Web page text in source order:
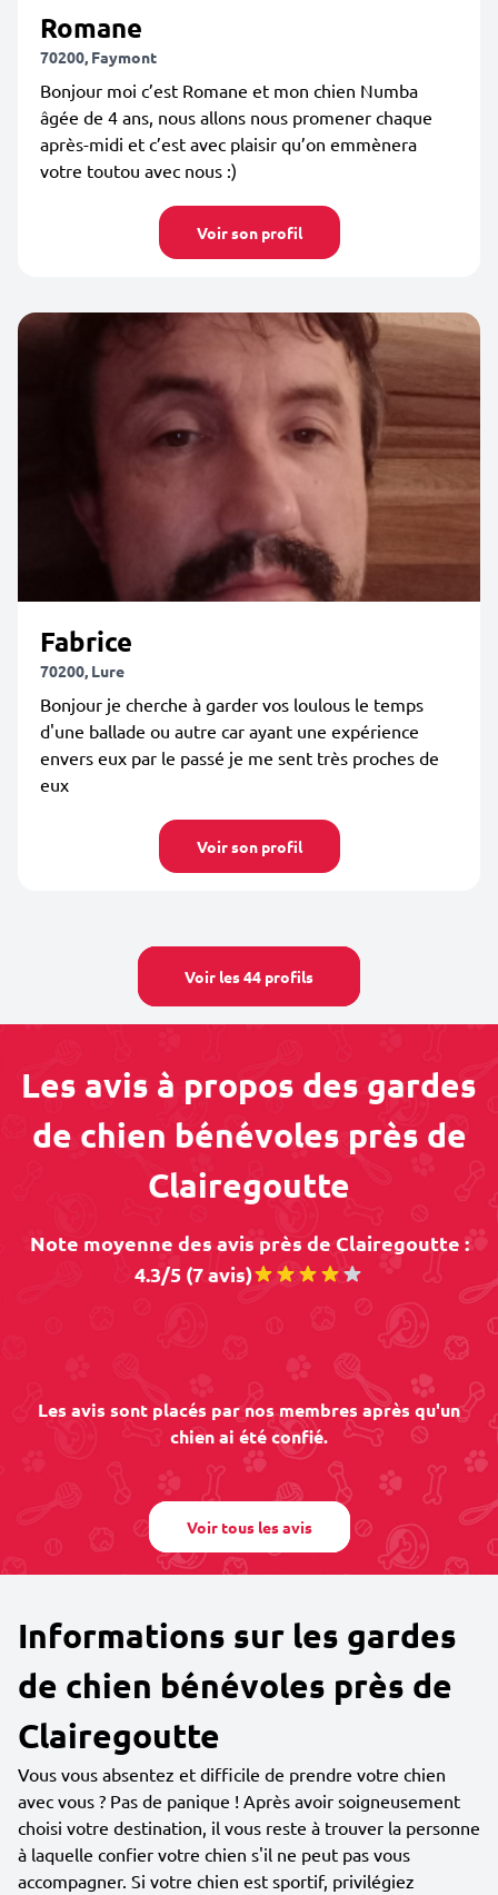
Romane
70200, Faymont
Bonjour moi c’est Romane et mon chien Numba
âgée de 4 ans, nous allons nous promener chaque
après-midi et c’est avec plaisir qu’on emmènera
votre toutou avec nous :)
Voir son profil
Fabrice
70200, Lure
Bonjour je cherche à garder vos loulous le temps
d'une ballade ou autre car ayant une expérience
envers eux par le passé je me sent très proches de
eux
Voir son profil
Voir les 44 profils
Les avis à propos des gardes
de chien bénévoles près de
Clairegoutte
Note moyenne des avis près de Clairegoutte :
4.3/5 (7 avis)
Les avis sont placés par nos membres après qu'un
chien ai été confié.
Voir tous les avis
Informations sur les gardes
de chien bénévoles près de
Clairegoutte
Vous vous absentez et difficile de prendre votre chien
avec vous ? Pas de panique ! Après avoir soigneusement
choisi votre destination, il vous reste à trouver la personne
à laquelle confier votre chien s'il ne peut pas vous
accompagner. Si votre chien est sportif, privilégiez